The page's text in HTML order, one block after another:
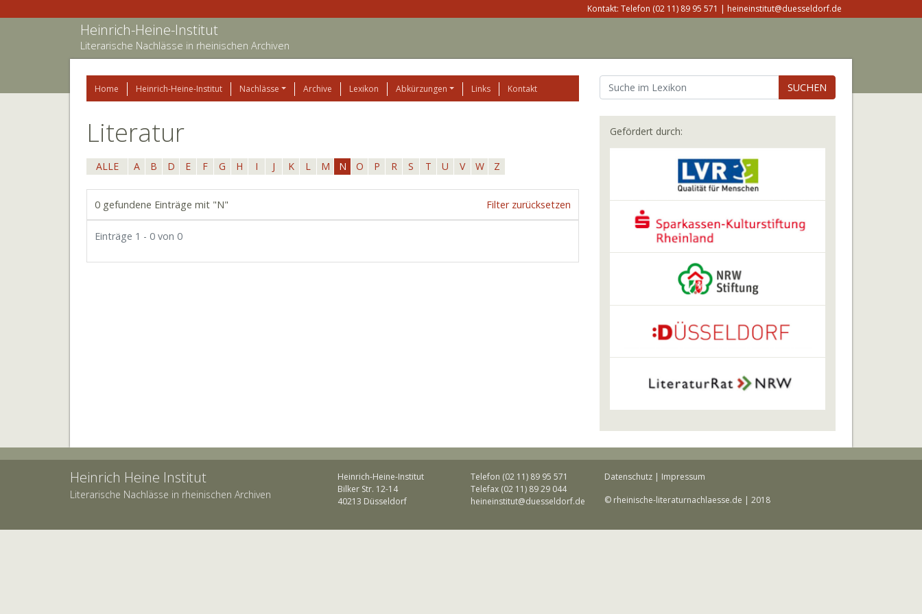
Kontakt: Telefon (02 11) 89 95 571 | heineinstitut@duesseldorf.de
Heinrich-Heine-Institut
Literarische Nachlässe in rheinischen Archiven
Home Heinrich-Heine-Institut Nachlässe Archive Lexikon Abkürzungen Links Kontakt
Literatur
ALLE A B D E F G H I J K L M N O P R S T U V W Z
Filter zurücksetzen
0 gefundene Einträge mit "N"
Einträge 1 - 0 von 0
SUCHEN
Gefördert durch:
Heinrich Heine Institut
Literarische Nachlässe in rheinischen Archiven
Heinrich-Heine-Institut
Bilker Str. 12-14
40213 Düsseldorf
Telefon (02 11) 89 95 571
Telefax (02 11) 89 29 044
heineinstitut@duesseldorf.de
Datenschutz| Impressum
© rheinische-literaturnachlaesse.de | 2018